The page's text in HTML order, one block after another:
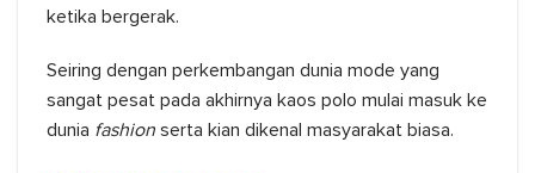
ketika bergerak.
Seiring dengan perkembangan dunia mode yang
sangat pesat pada akhirnya kaos polo mulai masuk ke
dunia fashion serta kian dikenal masyarakat biasa.